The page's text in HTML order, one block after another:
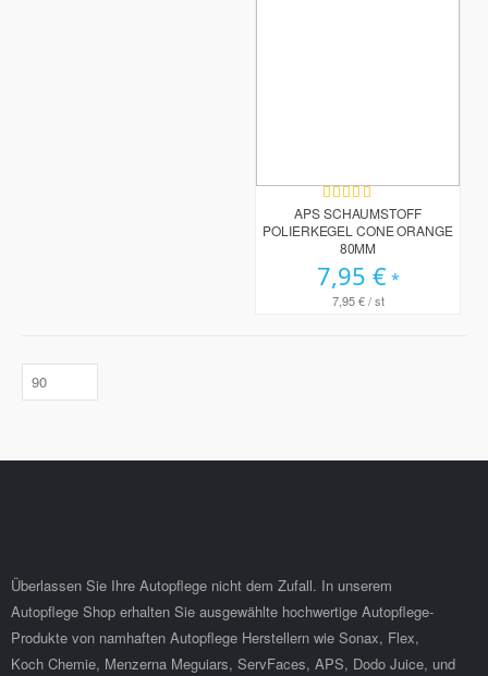
Bewertung:
99%
APS SCHAUMSTOFF
POLIERKEGEL CONE ORANGE
80MM
7,95 €
7,95 €/ st
Überlassen Sie Ihre Autopflege nicht dem Zufall. In unserem
Autopflege Shop erhalten Sie ausgewählte hochwertige Autopflege-
Produkte von namhaften Autopflege Herstellern wie Sonax, Flex,
Koch Chemie, Menzerna Meguiars, ServFaces, APS, Dodo Juice, und